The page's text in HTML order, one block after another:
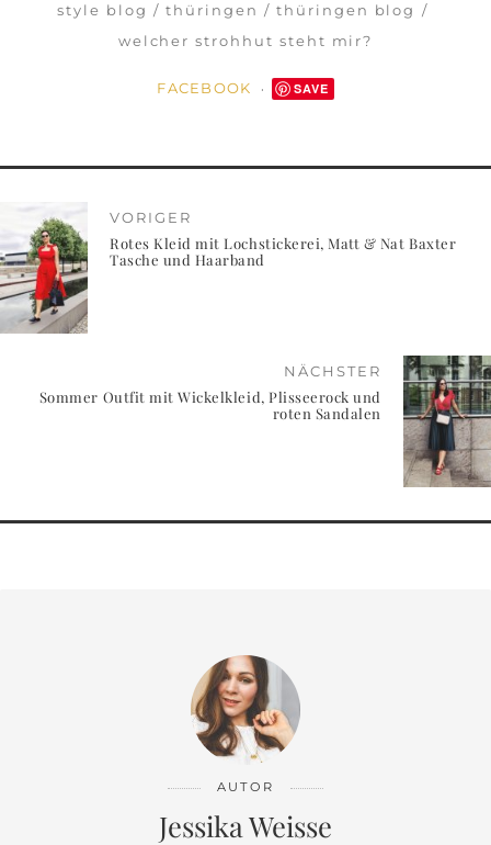
style blog thüringen
thüringen blog
welcher strohhut steht mir?
FACEBOOK SAVE
VORIGER
Rotes Kleid mit Lochstickerei, Matt & Nat Baxter
Tasche und Haarband
NÄCHSTER
Sommer Outfit mit Wickelkleid, Plisseerock und
roten Sandalen
AUTOR
Jessika Weisse